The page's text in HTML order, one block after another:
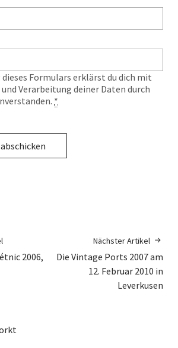
Formulars erklärst du dich mit
Verarbeitung deiner Daten durch
*
2006,
Nächster Artikel
Die Vintage Ports 2007 am
12. Februar 2010 in
Leverkusen